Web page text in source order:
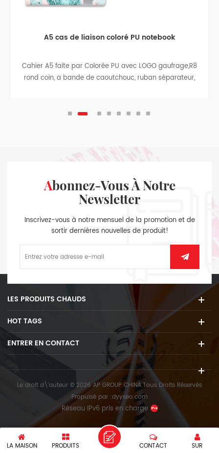
A5 cas de liaison coloré PU notebook
Cahier A5 faite par Colorée PU avec LOGO gaufrage,R8
rond coin, a bande de caoutchouc, ruban séparateur,
Abonnez-Vous À Notre
Newsletter
Inscrivez-vous à notre mensuel de la promotion et de
sortir dernières nouvelles de produit!
LES PRODUITS CHAUDS
HOT TAGS
ENTRER EN CONTACT
Le droit d\'auteur © 2026 AP GROUP CHINA.Tous Droits Réservés
Propulsé par :dyyseo.com
Réseau IPv6 pris en charge
LA MAISON PRODUITS SUR
CONTACT